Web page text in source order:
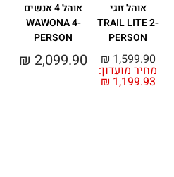
אוהל זוגי
TRAIL LITE 2-
PERSON
מחיר מועדון:
₪ 1,199.93
₪ 1,599.90
אוהל 4 אנשים
WAWONA 4-
PERSON
₪ 2,099.90